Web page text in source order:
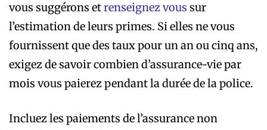
vous suggérons etrenseignez vous sur
l’estimation de leurs primes. Si elles ne vous
fournissent que des taux pour un an ou cinq ans,
exigez de savoir combien d’assurance-vie par
mois vous paierez pendant la durée de la police.
Incluez les paiements de l’assurance non